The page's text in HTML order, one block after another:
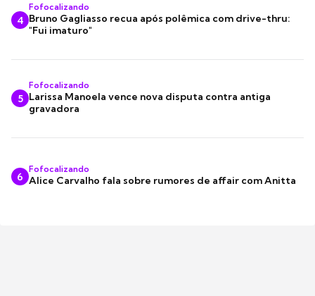
4
Fofocalizando
Bruno Gagliasso recua após polêmica com drive-thru:
"Fui imaturo"
5
Fofocalizando
Larissa Manoela vence nova disputa contra antiga
gravadora
6
Fofocalizando
Alice Carvalho fala sobre rumores de affair com Anitta